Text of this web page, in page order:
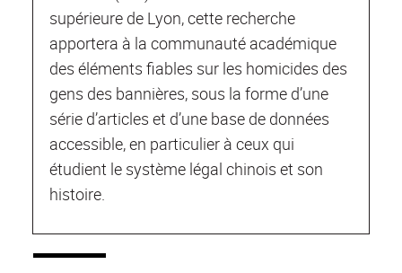
supérieure de Lyon, cette recherche
apportera à la communauté académique
des éléments fiables sur les homicides des
gens des bannières, sous la forme d’une
série d’articles et d’une base de données
accessible, en particulier à ceux qui
étudient le système légal chinois et son
histoire.